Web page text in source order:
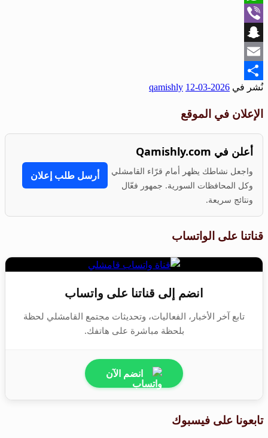
WhatsApp
Viber
Snapchat
Email
Share
نُشر في 2026-03-12
qamishly
الإعلان في الموقع
أعلن في Qamishly.com
واجعل نشاطك يظهر أمام قرّاء القامشلي
وكل المحافظات السورية. جمهور فعّال
ونتائج سريعة.
أرسل طلب إعلان
قناتنا على الواتساب
انضم إلى قناتنا على واتساب
تابع آخر الأخبار، الفعاليات، وتحديثات مجتمع القامشلي لحظة
بلحظة مباشرة على هاتفك.
انضم الآن
تابعونا على فيسبوك